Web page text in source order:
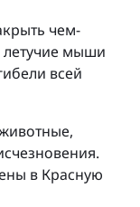
чем-
летучие мыши
всей
в Красную